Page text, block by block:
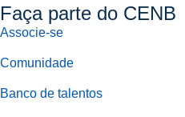
Faça parte do CENB
Associe-se
Comunidade
Banco de talentos